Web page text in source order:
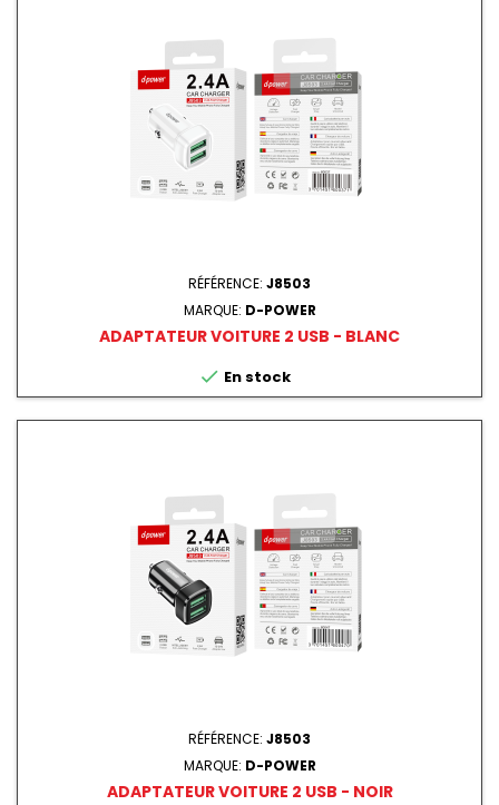
RÉFÉRENCE: J8503
MARQUE: D-POWER
ADAPTATEUR VOITURE 2 USB - BLANC
 En stock
RÉFÉRENCE: J8503
MARQUE: D-POWER
ADAPTATEUR VOITURE 2 USB - NOIR